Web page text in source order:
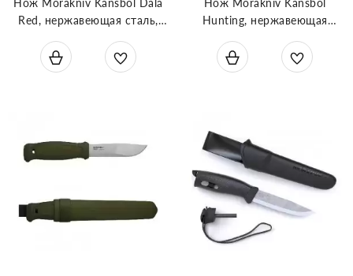
Нож Morakniv Kansbol Dala
Red, нержавеющая сталь,
Нож Morakniv Kansbol
Hunting, нержавеющая